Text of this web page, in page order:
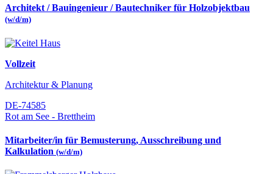
Architekt / Bauingenieur / Bautechniker für Holzobjektbau
(w/d/m)
Vollzeit
Architektur & Planung
DE-74585
Rot am See - Brettheim
Mitarbeiter/in für Bemusterung, Ausschreibung und
Kalkulation (w/d/m)